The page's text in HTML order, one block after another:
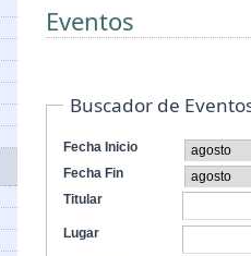
Eventos
Buscador de
Fecha Inicio
Fecha Fin
Titular
Lugar